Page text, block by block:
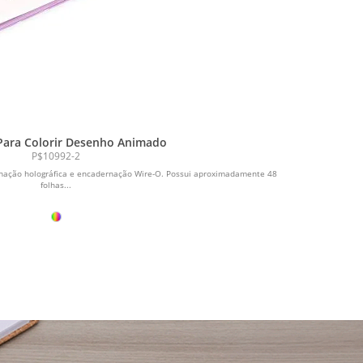
Colorir Desenho Animado
P$10992-2
holográfica e encadernação Wire-O. Possui aproximadamente 48
folhas...